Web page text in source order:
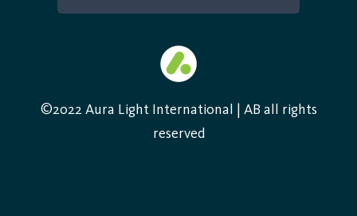
©2022 Aura Light International | AB all rights
reserved